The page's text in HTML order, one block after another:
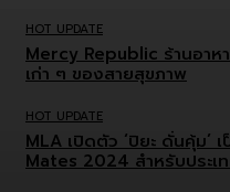
HOT UPDATE
Mercy Republic ร้านอา
เก่า ๆ ของสายสุขภาพ
HOT UPDATE
MLA เปิดตัว ‘ปิยะ ดั่นคุ้ม’
Mates 2024 สำหรับประเ